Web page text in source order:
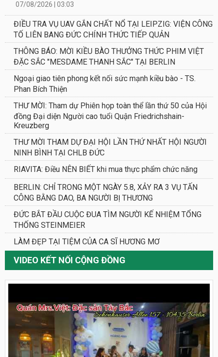
07/08/2026 | 03:03
ĐIỀU TRA VỤ UAV GẮN CHẤT NỔ TẠI LEIPZIG: VIỆN CÔNG
TỐ LIÊN BANG ĐỨC CHÍNH THỨC TIẾP QUẢN
THÔNG BÁO: MỜI KIỀU BÀO THƯỞNG THỨC PHIM VIỆT
ĐẶC SẮC "MESDAME THANH SẮC" TẠI BERLIN
Ngoại giao tiên phong kết nối sức mạnh kiều bào - TS.
Phan Bích Thiện
THƯ MỜI: Tham dự Phiên họp toàn thể lần thứ 50 của Hội
đồng Đại diện Người cao tuổi Quận Friedrichshain-
Kreuzberg
THƯ MỜI THAM DỰ ĐẠI HỘI LẦN THỨ NHẤT HỘI NGƯỜI
NINH BÌNH TẠI CHLB ĐỨC
RIAVITA: Điều NÊN BIẾT khi mua thực phẩm chức năng
BERLIN: CHỈ TRONG MỘT NGÀY 5.8, XẢY RA 3 VỤ TẤN
CÔNG BẰNG DAO, BA NGƯỜI BỊ THƯƠNG
ĐỨC BẮT ĐẦU CUỘC ĐUA TÌM NGƯỜI KẾ NHIỆM TỔNG
THỐNG STEINMEIER
LÀM ĐẸP TẠI TIỆM CỦA CA SĨ HƯƠNG MƠ
VIDEO KẾT NỐI CỘNG ĐỒNG